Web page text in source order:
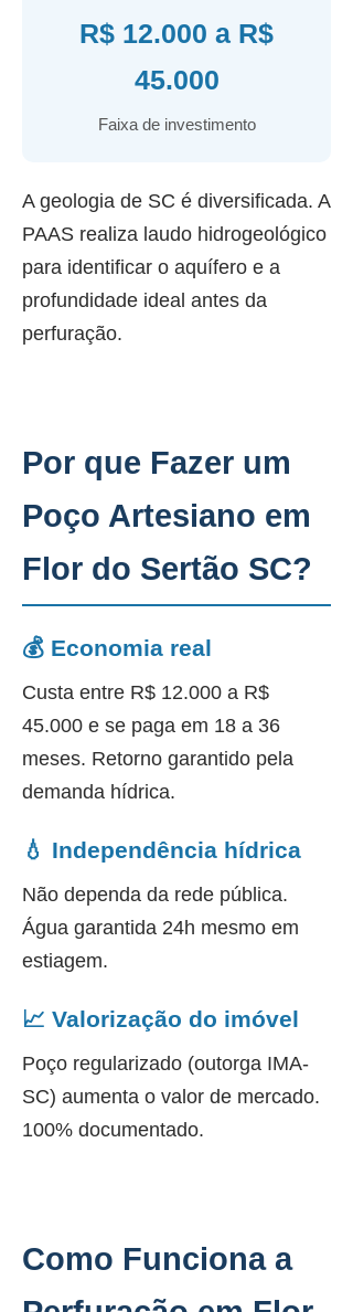
R$ 12.000 a R$
45.000
Faixa de investimento
A geologia de SC é diversificada. A
PAAS realiza laudo hidrogeológico
para identificar o aquífero e a
profundidade ideal antes da
perfuração.
Por que Fazer um
Poço Artesiano em
Flor do Sertão SC?
💰 Economia real
Custa entre R$ 12.000 a R$
45.000 e se paga em 18 a 36
meses. Retorno garantido pela
demanda hídrica.
💧 Independência hídrica
Não dependa da rede pública.
Água garantida 24h mesmo em
estiagem.
📈 Valorização do imóvel
Poço regularizado (outorga IMA-
SC) aumenta o valor de mercado.
100% documentado.
Como Funciona a